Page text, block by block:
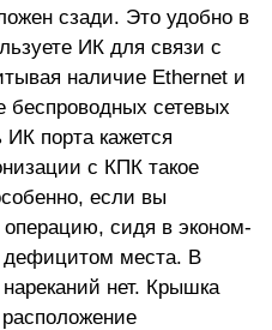
сзади. Это удобно в
ИК для связи с
наличие Ethernet и
сетевых
порта кажется
с КПК такое
если вы
операцию, сидя в эконом-
дефицитом места. В
нет. Крышка